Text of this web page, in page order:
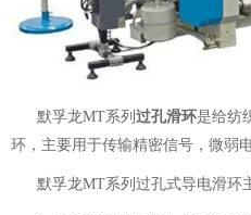
默孚龙MT系列 过孔滑环是给纺
环 ，主要用于传输精密信号，微弱
默孚龙MT系列 过孔式导电滑环